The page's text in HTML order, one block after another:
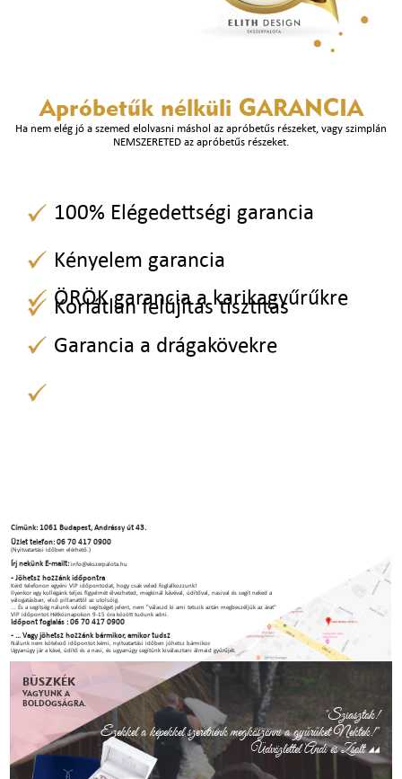
Apróbetűk nélküli GARANCIA
Ha nem elég jó a szemed elolvasni máshol az apróbetűs részeket, vagy szimplán
NEMSZERETED az apróbetűs részeket.
100% Elégedettségi garancia
Kényelem garancia
Korlátlan felújítás tisztítás
ÖRÖK garancia a karikagyűrűkre
Garancia a drágakövekre
Címünk: 1061 Budapest, Andrássy út 43.
Üzlet telefon: 06 70 417 0900
(Nyitvatartási időben elérhető.)
Írj nekünk E-mailt:info@ekszerpalota.hu
- Jöhetsz hozzánk időpontra
Kérd telefonon egyéni VIP időpontodat, hogy csak veled foglalkozzunk!
Ilyenkor egy kollégánk teljes figyelmét élvezheted, megkínál kávéval, üdítőval, nasival és segít neked a
válogatásban, első pillanattól az utolsóig.
... És a segítség nálunk valódi segítséget jelent, nem "válaszd ki ami tetszik aztán megbeszéljük az árat"
VIP időpontot Hétköznapokon 9-15 óra között tudunk adni.
Időpont foglalás : 06 70 417 0900
- ... Vagy jöhetsz hozzánk bármikor, amikor tudsz
Nálunk nem kötelező időpontot kérni, nyitvatartási időben jöhetsz bármikor.
Ugyanúgy jár a kávé, üdítő és a nasi, és ugyanúgy segítünk kiválasztani álmaid gyűrűjét.
BÜSZKÉK
VAGYUNK A
BOLDOGSÁGRA.
"Sziasztok!
Ezekkel a képekkel szeretnénk megköszönni a gyűrűket Nektek!"
Üdvözlettel Andi és Zsolt